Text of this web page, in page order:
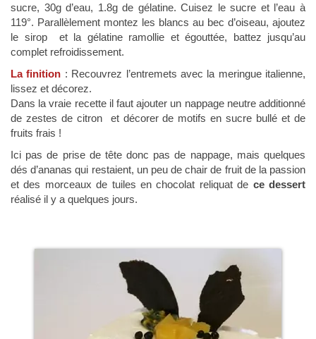
sucre, 30g d’eau, 1.8g de gélatine. Cuisez le sucre et l’eau à
119°. Parallèlement montez les blancs au bec d’oiseau, ajoutez
le sirop et la gélatine ramollie et égouttée, battez jusqu’au
complet refroidissement.
La finition : Recouvrez l’entremets avec la meringue italienne,
lissez et décorez.
Dans la vraie recette il faut ajouter un nappage neutre additionné
de zestes de citron et décorer de motifs en sucre bullé et de
fruits frais !
Ici pas de prise de tête donc pas de nappage, mais quelques
dés d’ananas qui restaient, un peu de chair de fruit de la passion
et des morceaux de tuiles en chocolat reliquat de ce dessert
réalisé il y a quelques jours.